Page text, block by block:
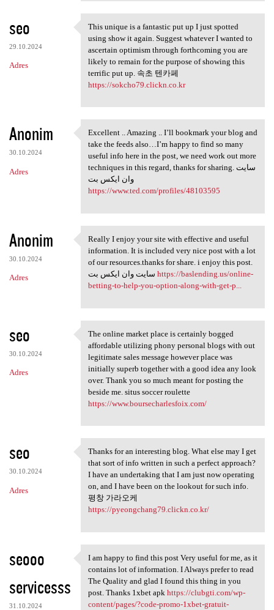
seo
29.10.2024
Adres
This unique is a fantastic
This unique is a fantastic put up I just spotted
using show it again. Suggest whatever I wanted to
ascertain optimism through forthcoming you are
likely to remain for the purpose of showing this
terrific put up. 속초 텐카페
https://sokcho79.clickn.co.kr
Anonim
30.10.2024
Adres
Excellent .. Amazing .. I’ll
Excellent .. Amazing .. I’ll bookmark your blog and
take the feeds also…I’m happy to find so many
useful info here in the post, we need work out more
techniques in this regard, thanks for sharing. سایت
وان ایکس بت
https://www.ted.com/profiles/48103595
Anonim
30.10.2024
Adres
Really I enjoy your site with
Really I enjoy your site with effective and useful
information. It is included very nice post with a lot
of our resources.thanks for share. i enjoy this post.
https://baslending.us/online-
betting-to-help-you-option-along-with-get-p...
seo
30.10.2024
Adres
The online market place is
The online market place is certainly bogged
affordable utilizing phony personal blogs with out
legitimate sales message however place was
initially superb together with a good idea any look
over. Thank you so much meant for posting the
beside me. situs soccer roulette
https://www.boursecharlesfoix.com/
seo
30.10.2024
Adres
Thanks for an interesting
Thanks for an interesting blog. What else may I get
that sort of info written in such a perfect approach?
I have an undertaking that I am just now operating
on, and I have been on the lookout for such info.
평창 가라오케
https://pyeongchang79.clickn.co.kr/
seooo
servicesss
31.10.2024
I am happy to find this post
I am happy to find this post Very useful for me, as it
contains lot of information. I Always prefer to read
The Quality and glad I found this thing in you
post. Thanks 1xbet apk https://clubgti.com/wp-
content/pages/?code-promo-1xbet-gratuit-